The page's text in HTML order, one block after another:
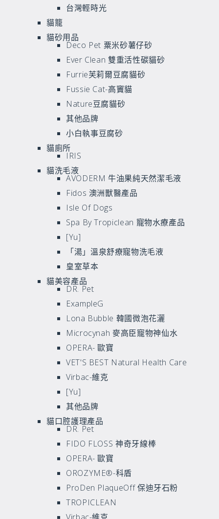
台灣輕時光
貓籠
貓砂用品
Deco Pet 粟米砂薯仔砂
Ever Clean 雙重活性碳貓砂
Furrie芙莉爾豆腐貓砂
Fussie Cat-高竇貓
Nature豆腐貓砂
其他品牌
小白執事豆腐砂
貓廁所
IRIS
貓洗毛液
AVODERM 牛油果純天然潔毛液
Fidos 澳洲獸醫產品
Isle Of Dogs
Spa By Tropiclean 寵物水療產品
[Yu]
「湯」溫泉舒療寵物洗毛液
皇室草本
貓美容產品
DR. Pet
ExampleG
Lona Bubble 韓國微泡花灑
Microcynah 麥高臣寵物神仙水
OPERA- 歐寶
VET'S BEST Natural Health Care
Virbac-維克
[Yu]
其他品牌
貓口腔護理產品
DR. Pet
FIDO FLOSS 神奇牙線棒
OPERA- 歐寶
OROZYME®-科盾
ProDen PlaqueOff 保迪牙石粉
TROPICLEAN